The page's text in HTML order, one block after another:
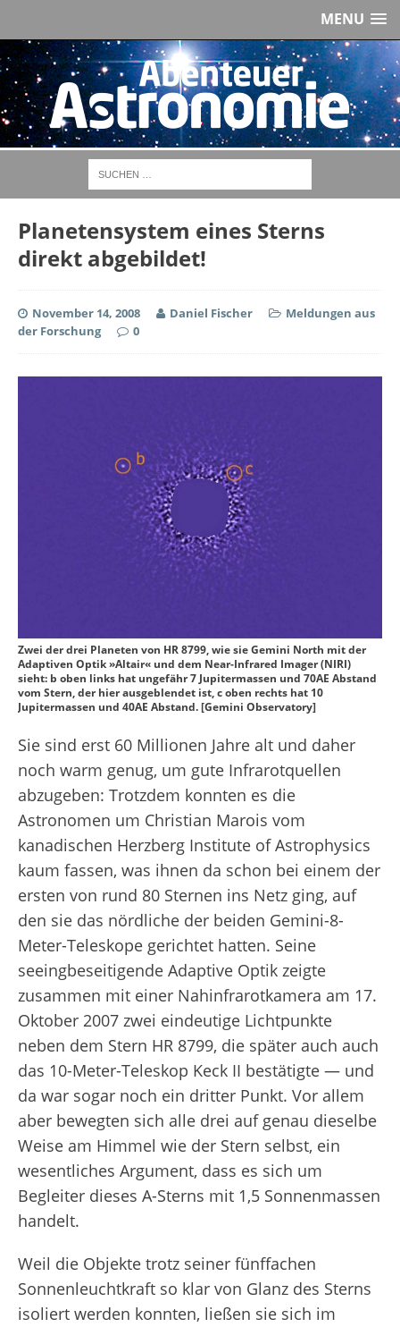
MENU
Planetensystem eines Sterns
direkt abgebildet!
November 14, 2008 Daniel Fischer
Meldungen aus
der Forschung
0
Zwei der drei Planeten von HR 8799, wie sie Gemini North mit der
Adaptiven Optik »Altair« und dem Near-Infrared Imager (NIRI)
sieht: b oben links hat ungefähr 7 Jupitermassen und 70AE Abstand
vom Stern, der hier ausgeblendet ist, c oben rechts hat 10
Jupitermassen und 40AE Abstand. [Gemini Observatory]
Sie sind erst 60 Millionen Jahre alt und daher
noch warm genug, um gute Infrarotquellen
abzugeben: Trotzdem konnten es die
Astronomen um Christian Marois vom
kanadischen Herzberg Institute of Astrophysics
kaum fassen, was ihnen da schon bei einem der
ersten von rund 80 Sternen ins Netz ging, auf
den sie das nördliche der beiden Gemini-8-
Meter-Teleskope gerichtet hatten. Seine
seeingbeseitigende Adaptive Optik zeigte
zusammen mit einer Nahinfrarotkamera am 17.
Oktober 2007 zwei eindeutige Lichtpunkte
neben dem Stern HR 8799, die später auch auch
das 10-Meter-Teleskop Keck II bestätigte — und
da war sogar noch ein dritter Punkt. Vor allem
aber bewegten sich alle drei auf genau dieselbe
Weise am Himmel wie der Stern selbst, ein
wesentliches Argument, dass es sich um
Begleiter dieses A-Sterns mit 1,5 Sonnenmassen
handelt.
Weil die Objekte trotz seiner fünffachen
Sonnenleuchtkraft so klar von Glanz des Sterns
isoliert werden konnten, ließen sie sich im